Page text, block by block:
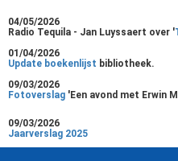
04/05/2026
Radio Tequila - Jan Luyssaert over '
01/04/2026
Update boekenlijst bibliotheek.
09/03/2026
Fotoverslag 'Een avond met Erwin
09/03/2026
Jaarverslag 2025